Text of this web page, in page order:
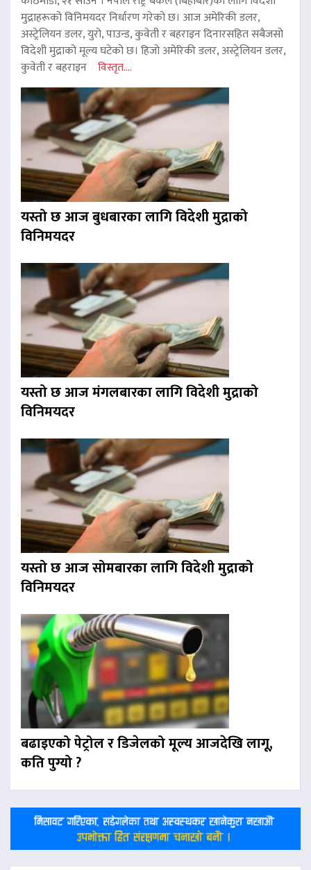
मुद्राहरूको विनिमयदर निर्धारण गरेको छ। आज अमेरिकी डलर,
अस्ट्रेलियन डलर, युरो, पाउन्ड, कुवेती र बहराइन दिनारसहित सबैजसो
विदेशी मुद्राको मूल्य घटेको छ। हिजो अमेरिकी डलर, अस्ट्रेलियन डलर,
कुवेती र बहराइन विस्तृत....
यस्तो छ आज बुधबारका लागि विदेशी मुद्राको
विनिमयदर
यस्तो छ आज मंगलबारका लागि विदेशी मुद्राको
विनिमयदर
यस्तो छ आज सोमबारका लागि विदेशी मुद्राको
विनिमयदर
बढाइएको पेट्रोल र डिजेलको मूल्य आजदेखि लागू,
कति पुग्यो ?